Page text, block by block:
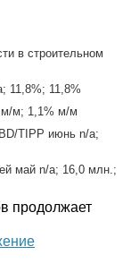
в строительном
11,8%; 11,8%
м/м; 1,1% м/м
TIPP июнь n/a;
май n/a; 16,0 млн.;